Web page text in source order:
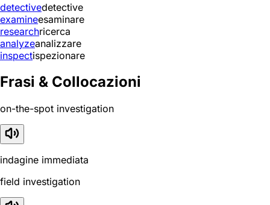
detectivedetective
examineesaminare
researchricerca
analyzeanalizzare
inspectispezionare
Frasi & Collocazioni
on-the-spot investigation
indagine immediata
field investigation